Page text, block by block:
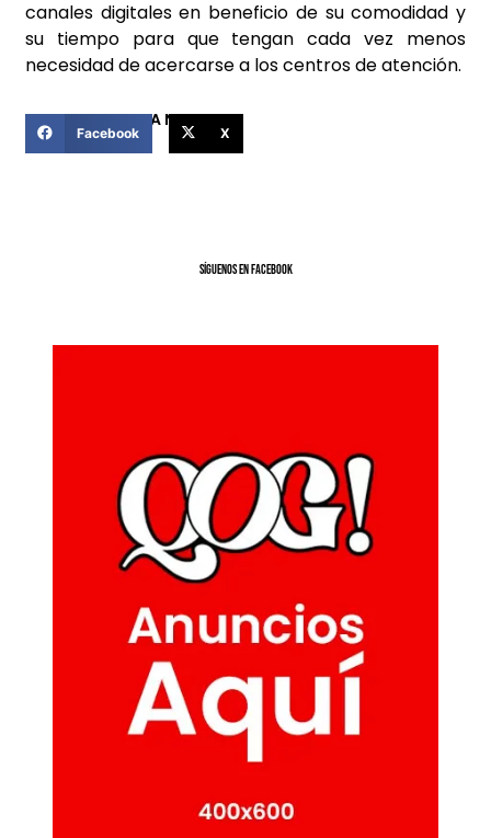
canales digitales en beneficio de su comodidad y
su tiempo para que tengan cada vez menos
necesidad de acercarse a los centros de atención.
COMPARTIR ESTA NOTICIA
Facebook X
SíGUENOS EN FACEBOOK